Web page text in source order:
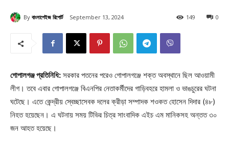
By বাংলাপেইজ রিপোর্ট September 13, 2024 0
149
গোপালগঞ্জ প্রতিনিধি: সরকার পতনের পরেও গোপালগঞ্জে শক্ত অবস্থানে ছিল আওয়ামী
লীগ। তবে এবার গোপালগঞ্জে বিএনপির নেতাকর্মীদের গাড়িবহরে হামলা ও ভাঙচুরের ঘটনা
ঘটেছে। এতে কেন্দ্রীয় স্বেচ্ছাসেবক দলের ক্রীড়া সম্পাদক শওকত হোসেন দিদার (৪৮)
নিহত হয়েছেন। এ ঘটনায় সময় টিভির চিত্র সাংবাদিক এইচ এম মানিকসহ অন্তত ৩০
জন আহত হয়েছে।